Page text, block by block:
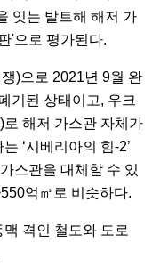
잇는 발트해 해저 가
'으로 평가된다.
)으로 2021년 9월 완
기된 상태이고, 우크
해저 가스관 자체가
‘시베리아의 힘-2’
스관을 대체할 수 있
억㎥로 비슷하다.
격인 철도와 도로